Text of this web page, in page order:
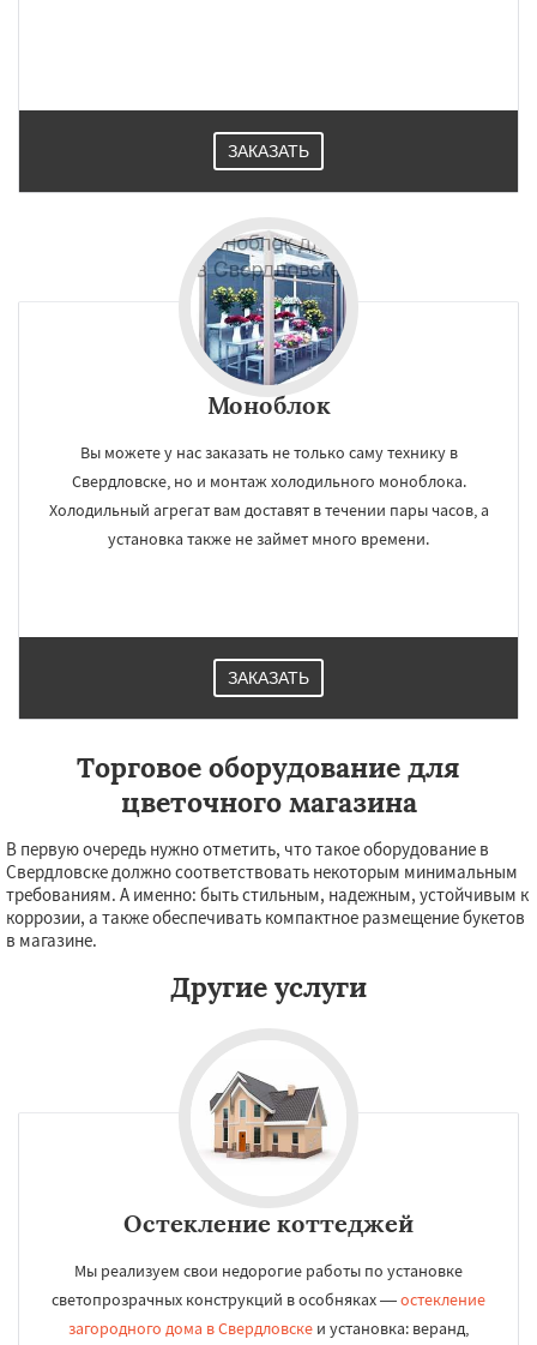
Работаем по
Томилино Тучково
Фосфоритный
Черкизово Черусти
ЗАКАЗАТЬ
Моноблок
Вы можете у нас заказать не только саму технику в
Свердловске, но и монтаж холодильного моноблока.
Холодильный агрегат вам доставят в течении пары часов, а
установка также не займет много времени.
ЗАКАЗАТЬ
Торговое оборудование для
цветочного магазина
В первую очередь нужно отметить, что такое оборудование в
Свердловске должно соответствовать некоторым минимальным
требованиям. А именно: быть стильным, надежным, устойчивым к
коррозии, а также обеспечивать компактное размещение букетов
в магазине.
Другие услуги
Остекление коттеджей
Мы реализуем свои недорогие работы по установке
светопрозрачных конструкций в особняках —остекление
загородного дома в Свердловске и установка: веранд,
УЗНАТЬ ПОДРОБНЕЕ